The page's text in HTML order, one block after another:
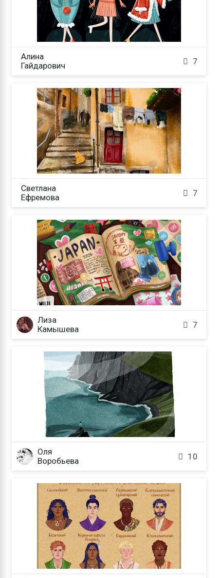
Алина
Гайдарович
7
Светлана
Ефремова
7
Лиза
Камышева
7
Оля
Воробьева
10